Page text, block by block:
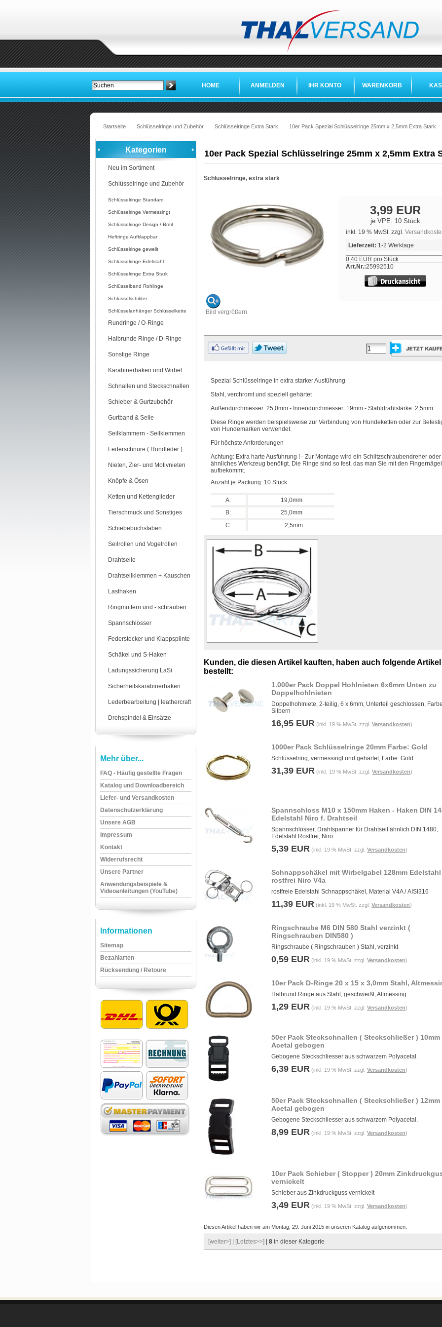
HOME ANMELDEN IHR KONTO WARENKORB
Startseite Schlüsselringe und Zubehör Schlüsselringe Extra Stark 10er Pack Spezial Schlüsselringe 25mm x 2,5mm Extra Stark
Kategorien
Neu im Sortiment
Schlüsselringe und Zubehör
Schlüsselringe Standard
Schlüsselringe Vermessingt
Schlüsselringe Design / Breit
Heftringe Aufklappbar
Schlüsselringe gewellt
Schlüsselringe Edelstahl
Schlüsselringe Extra Stark
Schlüsselband Rohlinge
Schlüsselschilder
Schlüsselanhänger Schlüsselkette
Rundringe / O-Ringe
Halbrunde Ringe / D-Ringe
Sonstige Ringe
Karabinerhaken und Wirbel
Schnallen und Steckschnallen
Schieber & Gurtzubehör
Gurtband & Seile
Seilklammern - Seilklemmen
Lederschnüre ( Rundleder )
Nieten, Zier- und Motivnieten
Knöpfe & Ösen
Ketten und Kettenglieder
Tierschmuck und Sonstiges
Schiebebuchstaben
Seilrollen und Vogelrollen
Drahtseile
Drahtseilklemmen + Kauschen
Lasthaken
Ringmuttern und - schrauben
Spannschlösser
Federstecker und Klappsplinte
Schäkel und S-Haken
Ladungssicherung LaSi
Sicherheitskarabinerhaken
Lederbearbeitung | leathercraft
Drehspindel & Einsätze
Mehr über...
FAQ - Häufig gestellte Fragen
Katalog und Downloadbereich
Liefer- und Versandkosten
Datenschutzerklärung
Unsere AGB
Impressum
Kontakt
Widerrufsrecht
Unsere Partner
Anwendungsbeispiele &
Videoanleitungen (YouTube)
Informationen
Sitemap
Bezahlarten
Rücksendung / Retoure
10er Pack Spezial Schlüsselringe 25mm x 2,5mm Extra
Schlüsselringe, extra stark
Bild vergrößern
3,99 EUR
je VPE: 10 Stück
inkl. 19 % MwSt. zzgl.
Lieferzeit: 1-2 Werktage
0,40 EUR pro Stück
Art.Nr.:25992510
Spezial Schlüsselringe in extra starker Ausführung
Stahl, verchromt und speziell gehärtet
Außendurchmesser: 25,0mm - Innendurchmesser: 19mm - Stahldrahtstärke: 2,5mm
Diese Ringe werden beispielsweise zur Verbindung von Hundeketten oder zur
von Hundemarken verwendet.
Für höchste Anforderungen
Achtung: Extra harte Ausführung ! - Zur Montage wird ein Schlitzschraubendreher oder
ähnliches Werkzeug benötigt. Die Ringe sind so fest, das man Sie mit den
aufbekommt.
Anzahl je Packung: 10 Stück
A:
19,0mm
B:
25,0mm
C:
2,5mm
Kunden, die diesen Artikel kauften, haben auch folgende Artikel
bestellt:
1.000er Pack Doppel Hohlnieten 6x6mm Unten zu
Doppelhohlnieten
Doppelhohlniete, 2-teilig, 6 x 6mm, Unterteil geschlossen,
Silbern
16,95 EUR (inkl. 19 % MwSt. zzgl. Versandkosten)
1000er Pack Schlüsselringe 20mm Farbe: Gold
Schlüsselring, vermessingt und gehärtet, Farbe: Gold
31,39 EUR (inkl. 19 % MwSt. zzgl. Versandkosten)
Spannschloss M10 x 150mm Haken - Haken DIN
Edelstahl Niro f. Drahtseil
Spannschlösser, Drahtspanner für Drahtseil ähnlich DIN 1480,
Edelstahl Rostfrei, Niro
5,39 EUR (inkl. 19 % MwSt. zzgl. Versandkosten)
Schnappschäkel mit Wirbelgabel 128mm Edelstahl
rostfrei Niro V4a
rostfreie Edelstahl Schnappschäkel, Material V4A / AISI316
11,39 EUR (inkl. 19 % MwSt. zzgl. Versandkosten)
Ringschraube M6 DIN 580 Stahl verzinkt (
Ringschrauben DIN580 )
Ringschraube ( Ringschrauben ) Stahl, verzinkt
0,59 EUR (inkl. 19 % MwSt. zzgl. Versandkosten)
10er Pack D-Ringe 20 x 15 x 3,0mm Stahl,
Halbrund Ringe aus Stahl, geschweißt, Altmessing
1,29 EUR (inkl. 19 % MwSt. zzgl. Versandkosten)
50er Pack Steckschnallen ( Steckschließer ) 10mm
Acetal gebogen
Gebogene Steckschliesser aus schwarzem Polyacetal.
6,39 EUR (inkl. 19 % MwSt. zzgl. Versandkosten)
50er Pack Steckschnallen ( Steckschließer ) 12mm
Acetal gebogen
Gebogene Steckschliesser aus schwarzem Polyacetal.
8,99 EUR (inkl. 19 % MwSt. zzgl. Versandkosten)
10er Pack Schieber ( Stopper ) 20mm
vernickelt
Schieber aus Zinkdruckguss vernickelt
3,49 EUR (inkl. 19 % MwSt. zzgl. Versandkosten)
Diesen Artikel haben wir am Montag, 29. Juni 2015 in unseren Katalog aufgenommen.
[weiter>] [Letztes>>] 8 in dieser Kategorie